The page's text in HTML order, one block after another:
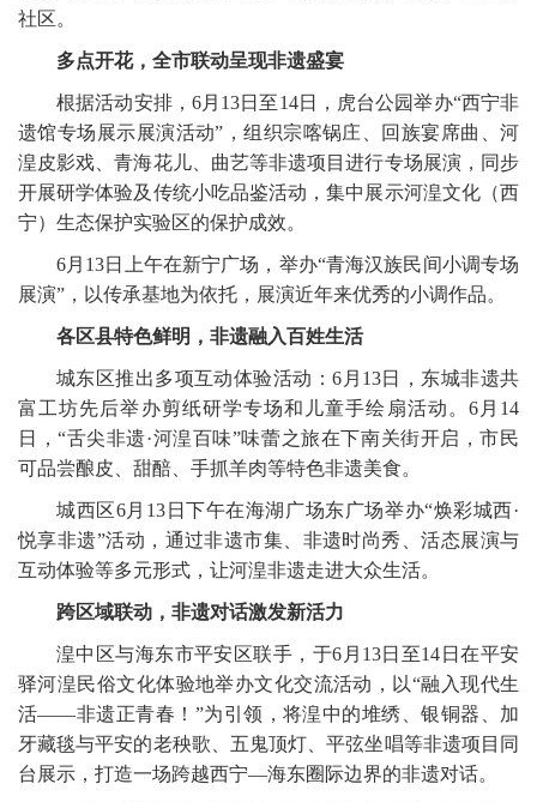
社区。
多点开花，全市联动呈现非遗盛宴
根据活动安排，6月13日至14日，虎台公园举办“西宁非
遗馆专场展示展演活动”，组织宗喀锅庄、回族宴席曲、河
湟皮影戏、青海花儿、曲艺等非遗项目进行专场展演，同步
开展研学体验及传统小吃品鉴活动，集中展示河湟文化（西
宁）生态保护实验区的保护成效。
6月13日上午在新宁广场，举办“青海汉族民间小调专场
展演”，以传承基地为依托，展演近年来优秀的小调作品。
各区县特色鲜明，非遗融入百姓生活
城东区推出多项互动体验活动：6月13日，东城非遗共
富工坊先后举办剪纸研学专场和儿童手绘扇活动。6月14
日，“舌尖非遗·河湟百味”味蕾之旅在下南关街开启，市民
可品尝酿皮、甜醅、手抓羊肉等特色非遗美食。
城西区6月13日下午在海湖广场东广场举办“焕彩城西·
悦享非遗”活动，通过非遗市集、非遗时尚秀、活态展演与
互动体验等多元形式，让河湟非遗走进大众生活。
跨区域联动，非遗对话激发新活力
湟中区与海东市平安区联手，于6月13日至14日在平安
驿河湟民俗文化体验地举办文化交流活动，以“融入现代生
活——非遗正青春！”为引领，将湟中的堆绣、银铜器、加
牙藏毯与平安的老秧歌、五鬼顶灯、平弦坐唱等非遗项目同
台展示，打造一场跨越西宁—海东圈际边界的非遗对话。